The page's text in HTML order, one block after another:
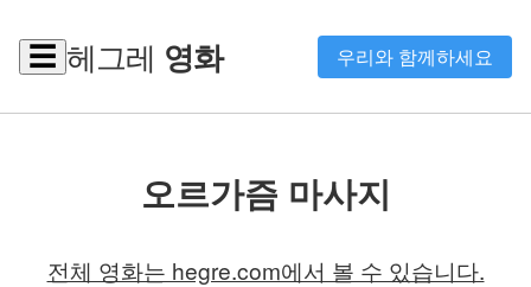
☰ 헤그레 영화 우리와 함께하세요
오르가즘 마사지
전체 영화는 hegre.com에서 볼 수 있습니다.